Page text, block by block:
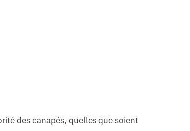
des canapés, quelles que soient